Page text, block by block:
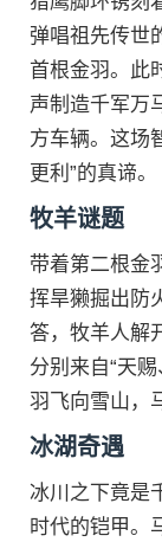
弹唱祖先传世
首根金羽。此
声制造千军万
方车辆。这场
更利”的真谛。
牧羊谜题
带着第二根金
挥旱獭掘出防
答，牧羊人解
分别来自“天
羽飞向雪山，
冰湖奇遇
冰川之下竟是
时代的铠甲。